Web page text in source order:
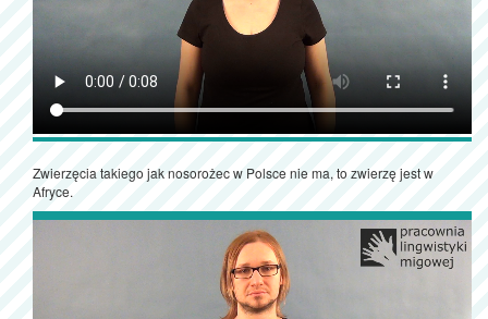
Zwierzęcia takiego jak nosorożec w Polsce nie ma, to zwierzę jest w
Afryce.